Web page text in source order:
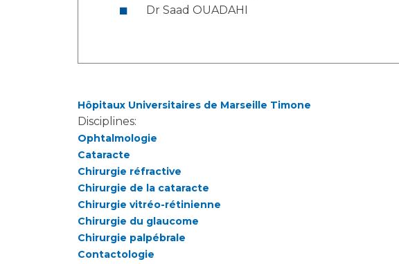
Dr Saad OUADAHI
Hôpitaux Universitaires de Marseille Timone
Disciplines:
Ophtalmologie
Cataracte
Chirurgie réfractive
Chirurgie de la cataracte
Chirurgie vitréo-rétinienne
Chirurgie du glaucome
Chirurgie palpébrale
Contactologie